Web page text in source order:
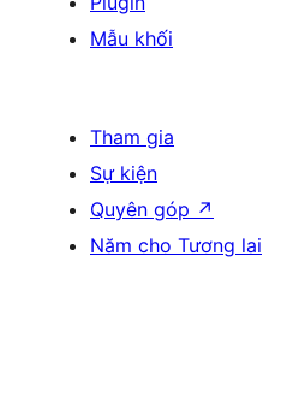
Mẫu khối
Tham gia
Sự kiện
Quyên góp ↗
Năm cho Tương lai